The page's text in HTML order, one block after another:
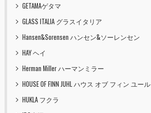
GETAMAゲタマ
GLASS ITALIA グラスイタリア
Hansen&Sorensen ハンセン&ソーレンセン
HAY ヘイ
Herman Miller ハーマンミラー
HOUSE OF FINN JUHL ハウス オブ フィン ユール
HUKLA フクラ